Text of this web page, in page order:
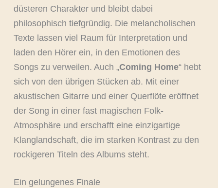
düsteren Charakter und bleibt dabei
philosophisch tiefgründig. Die melancholischen
Texte lassen viel Raum für Interpretation und
laden den Hörer ein, in den Emotionen des
Songs zu verweilen. Auch „Coming Home“ hebt
sich von den übrigen Stücken ab. Mit einer
akustischen Gitarre und einer Querflöte eröffnet
der Song in einer fast magischen Folk-
Atmosphäre und erschafft eine einzigartige
Klanglandschaft, die im starken Kontrast zu den
rockigeren Titeln des Albums steht.
Ein gelungenes Finale